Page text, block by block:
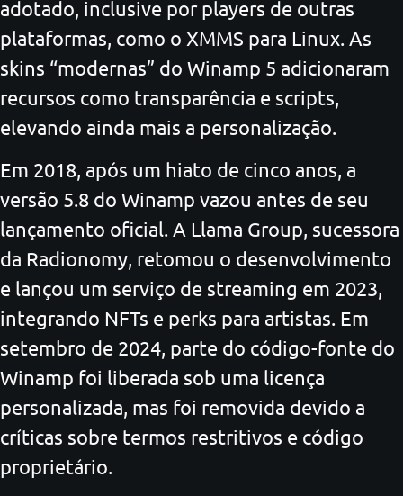
adotado, inclusive por players de outras
plataformas, como o XMMS para Linux. As
skins “modernas” do Winamp 5 adicionaram
recursos como transparência e scripts,
elevando ainda mais a personalização.
Em 2018, após um hiato de cinco anos, a
versão 5.8 do Winamp vazou antes de seu
lançamento oficial. A Llama Group, sucessora
da Radionomy, retomou o desenvolvimento
e lançou um serviço de streaming em 2023,
integrando NFTs e perks para artistas. Em
setembro de 2024, parte do código-fonte do
Winamp foi liberada sob uma licença
personalizada, mas foi removida devido a
críticas sobre termos restritivos e código
proprietário.